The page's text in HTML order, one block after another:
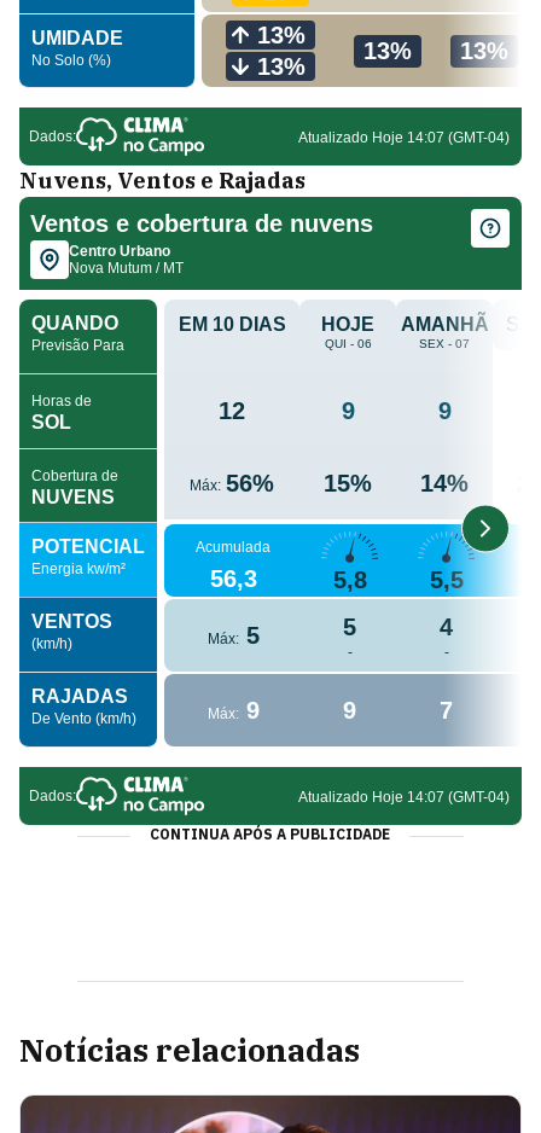
Nuvens, Ventos e Rajadas
CONTINUA APÓS A PUBLICIDADE
Notícias relacionadas